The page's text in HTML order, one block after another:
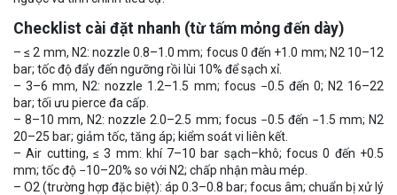
Checklist cài đặt nhanh (từ tấm mỏng đến dày)
– ≤ 2 mm, N2: nozzle 0.8–1.0 mm; focus 0 đến +1.0 mm; N2 10–12
bar; tốc độ đẩy đến ngưỡng rồi lùi 10% để sạch xỉ.
– 3–6 mm, N2: nozzle 1.2–1.5 mm; focus −0.5 đến 0; N2 16–22
bar; tối ưu pierce đa cấp.
– 8–10 mm, N2: nozzle 2.0–2.5 mm; focus −0.5 đến −1.5 mm; N2
20–25 bar; giảm tốc, tăng áp; kiểm soát vi liên kết.
– Air cutting, ≤ 3 mm: khí 7–10 bar sạch–khô; focus 0 đến +0.5
mm; tốc độ −10–20% so với N2; chấp nhận màu mép.
– O2 (trường hợp đặc biệt): áp 0.3–0.8 bar; focus âm; chuẩn bị xử lý